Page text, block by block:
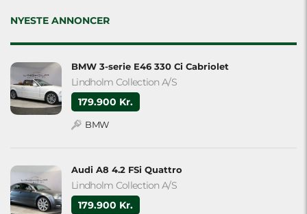
empty.
NYESTE ANNONCER
BMW 3-serie E46 330 Ci Cabriolet
Lindholm Collection A/S
179.900 Kr.
BMW
Audi A8 4.2 FSi Quattro
Lindholm Collection A/S
179.900 Kr.